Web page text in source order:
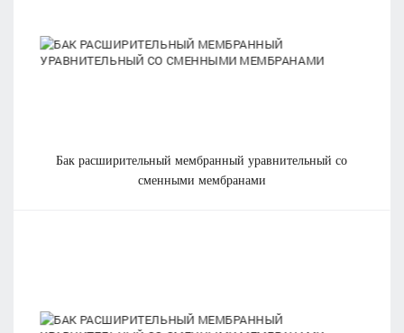
бак расширительный мембранный уравнительный со
сменными мембранами